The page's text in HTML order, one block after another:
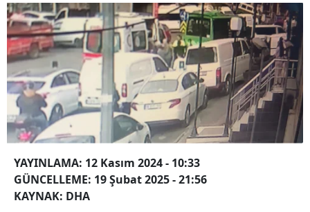
YAYINLAMA: 12 Kasım 2024 - 10:33
GÜNCELLEME: 19 Şubat 2025 - 21:56
KAYNAK: DHA